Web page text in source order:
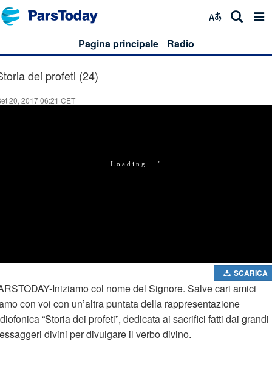
Pagina principale Radio
dei profeti (24)
20, 2017 06:21 CET
SCARICA
Iniziamo col nome del Signore. Salve cari amici
con voi con un’altra puntata della rappresentazione
“Storia dei profeti”, dedicata ai sacrifici fatti dai grandi
divini per divulgare il verbo divino.